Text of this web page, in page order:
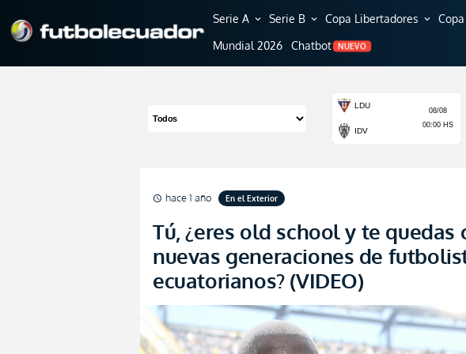
Serie A expand_more Serie B expand_more Copa Libertadores expand_more
Mundial 2026 Chatbot NUEVO
schedule hace 1 año En el Exterior
Tú, ¿eres old school y te quedas
nuevas generaciones de
ecuatorianos? (VIDEO)